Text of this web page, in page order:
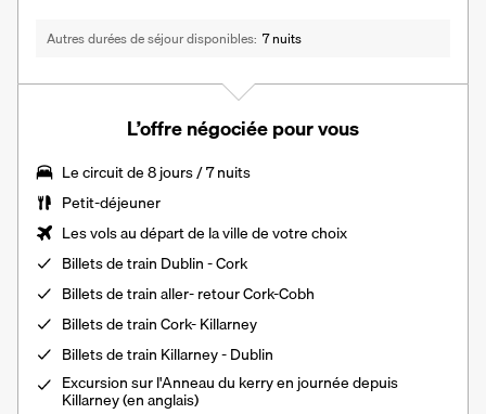
Autres durées de séjour disponibles 7 nuits
L’offre négociée pour vous
Lecircuit de 8 jours / 7 nuits
Petit-déjeuner
Les vols au départ de la ville de votre choix
Billets de train Dublin - Cork
Billets de train aller- retour Cork-Cobh
Billets de train Cork- Killarney
Billets de train Killarney - Dublin
Excursion sur l'Anneau du kerry en journée depuis
Killarney (en anglais)